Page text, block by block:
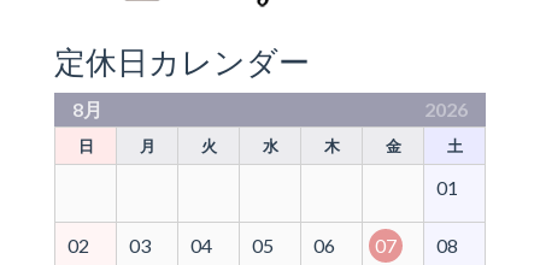
定休日カレンダー
8月 2026
日 月 火 水 木 金 土
01
02 03 04 05 06 07 08